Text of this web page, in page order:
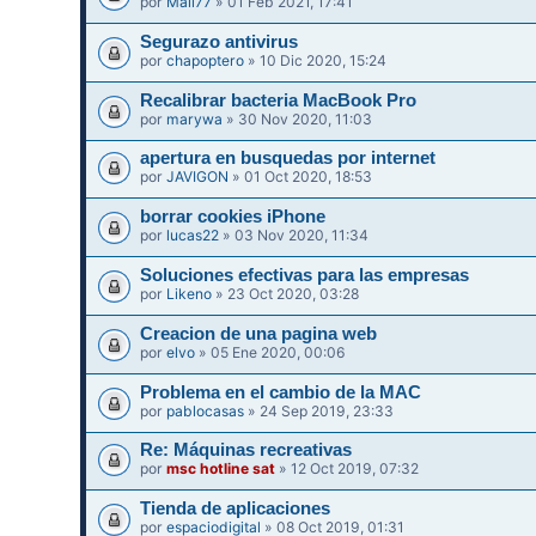
Segurazo antivirus
porchapoptero » 10 Dic 2020, 15:24
Recalibrar bacteria MacBook Pro
por marywa » 30 Nov 2020, 11:03
apertura en busquedas por internet
porJAVIGON » 01 Oct 2020, 18:53
borrar cookies iPhone
por lucas22 » 03 Nov 2020, 11:34
Soluciones efectivas para las empresas
por Likeno » 23 Oct 2020, 03:28
Creacion de una pagina web
porelvo » 05 Ene 2020, 00:06
Problema en el cambio de la MAC
por pablocasas » 24 Sep 2019, 23:33
Re: Máquinas recreativas
pormsc hotline sat » 12 Oct 2019, 07:32
Tienda de aplicaciones
porespaciodigital » 08 Oct 2019, 01:31